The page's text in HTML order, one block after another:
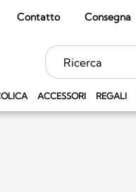
Contatto Consegna
ACCESSORI REGALI
Parole
chiave